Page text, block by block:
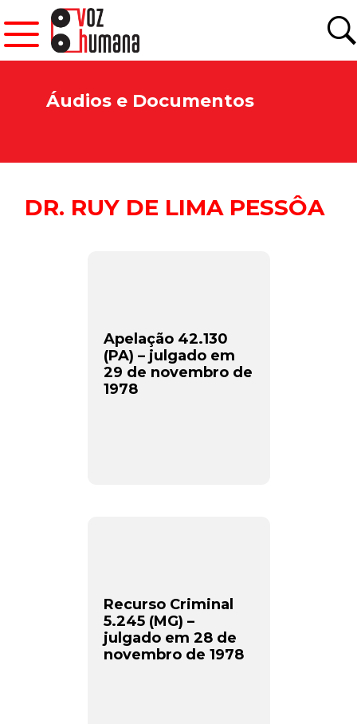
Áudios e Documentos
DR. RUY DE LIMA PESSÔA
Apelação 42.130
(PA) – julgado em
29 de novembro de
1978
Recurso Criminal
5.245 (MG) –
julgado em 28 de
novembro de 1978
CADASTRAR